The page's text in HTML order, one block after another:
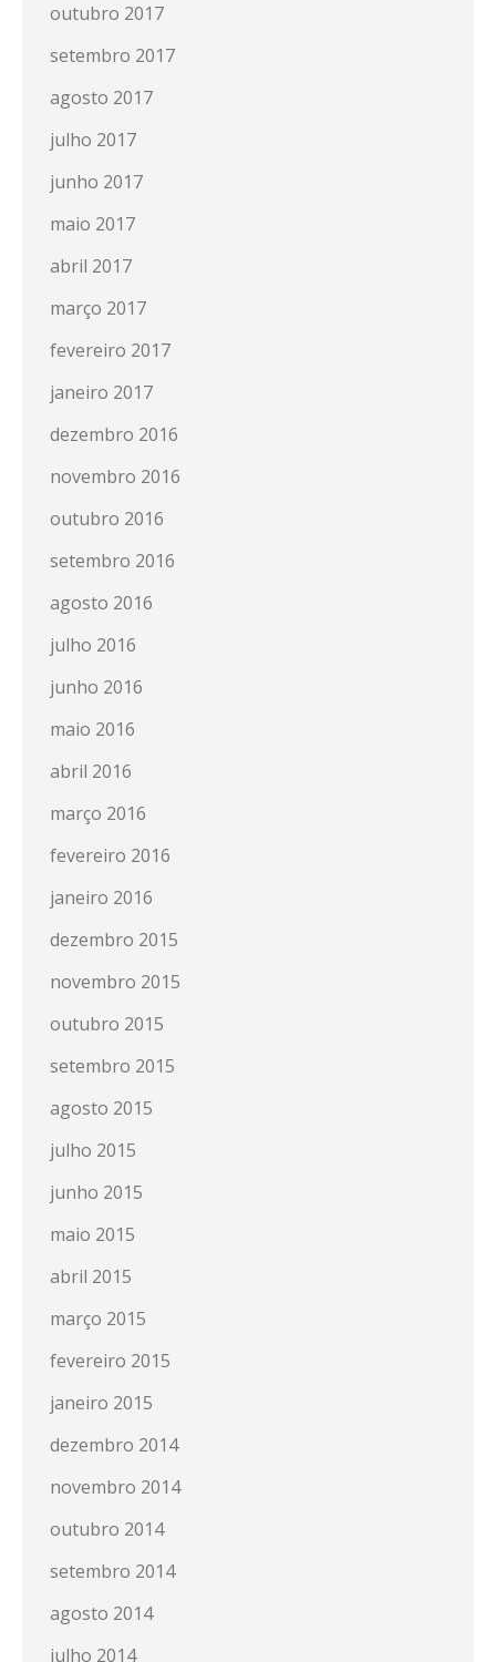
outubro 2017
setembro 2017
agosto 2017
julho 2017
junho 2017
maio 2017
abril 2017
março 2017
fevereiro 2017
janeiro 2017
dezembro 2016
novembro 2016
outubro 2016
setembro 2016
agosto 2016
julho 2016
junho 2016
maio 2016
abril 2016
março 2016
fevereiro 2016
janeiro 2016
dezembro 2015
novembro 2015
outubro 2015
setembro 2015
agosto 2015
julho 2015
junho 2015
maio 2015
abril 2015
março 2015
fevereiro 2015
janeiro 2015
dezembro 2014
novembro 2014
outubro 2014
setembro 2014
agosto 2014
julho 2014